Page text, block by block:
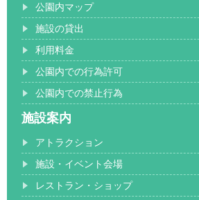
公園内マップ
施設の貸出
利用料金
公園内での行為許可
公園内での禁止行為
施設案内
アトラクション
施設・イベント会場
レストラン・ショップ